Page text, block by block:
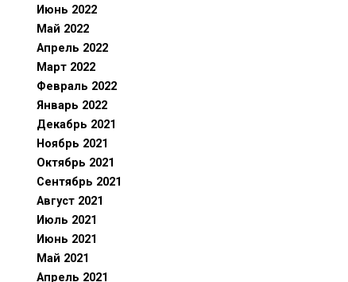
Июнь 2022
Май 2022
Апрель 2022
Март 2022
Февраль 2022
Январь 2022
Декабрь 2021
Ноябрь 2021
Октябрь 2021
Сентябрь 2021
Август 2021
Июль 2021
Июнь 2021
Май 2021
Апрель 2021